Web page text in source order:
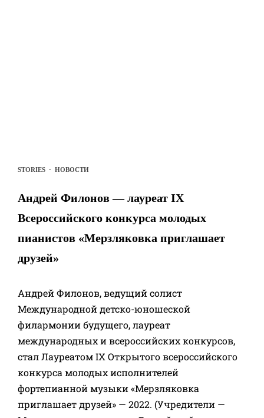
STORIES · НОВОСТИ
Андрей Филонов — лауреат IX
Всероссийского конкурса молодых
пианистов «Мерзляковка приглашает
друзей»
Андрей Филонов, ведущий солист
Международной детско-юношеской
филармонии будущего, лауреат
международных и всероссийских конкурсов,
стал Лауреатом IX Открытого всероссийского
конкурса молодых исполнителей
фортепианной музыки «Мерзляковка
приглашает друзей» — 2022. (Учредители —